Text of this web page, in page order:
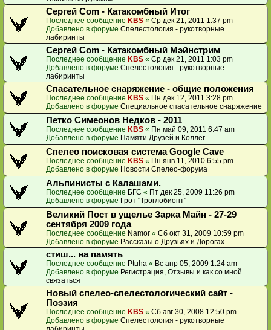
Сергей Com - Катакомбный Итог
Последнее сообщение KBS « Ср дек 21, 2011 1:37 pm
Добавлено в форуме Спелестология - рукотворные
лабиринты
Сергей Com - Катакомбный Мэйнстрим
Последнее сообщение KBS « Ср дек 21, 2011 1:03 pm
Добавлено в форуме Спелестология - рукотворные
лабиринты
Спасательное снаряжение - общие положения
Последнее сообщение KBS « Пн дек 12, 2011 3:28 pm
Добавлено в форуме Специальное спасательное снаряжение
Петко Симеонов Недков - 2011
Последнее сообщение KBS « Пн май 09, 2011 6:47 am
Добавлено в форуме Памяти Друзей и Коллег
Спелео поисковая система Google Cave
Последнее сообщение KBS « Пн янв 11, 2010 6:55 pm
Добавлено в форуме Новости Спелео-форума
Альпинисты с Калашами.
Последнее сообщение БГС « Пт дек 25, 2009 11:26 pm
Добавлено в форуме Грот "Троглобионт"
Великий Пост в ущелье Зарка Майн - 27-29
сентября 2009 года
Последнее сообщение Namor « Сб окт 31, 2009 10:59 pm
Добавлено в форуме Рассказы о Друзьях и Дорогах
стиш... на память
Последнее сообщение Ptuha « Вс апр 05, 2009 1:24 am
Добавлено в форуме Регистрация, Отзывы и как со мной
связаться
Новый спелео-спелестологический сайт -
Поэзия
Последнее сообщение KBS « Сб авг 30, 2008 12:50 pm
Добавлено в форуме Спелестология - рукотворные